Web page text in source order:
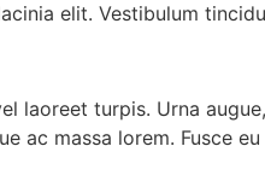
elit. Vestibulum
laoreet turpis. Urna
massa lorem. Fusce